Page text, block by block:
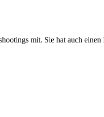
mit. Sie hat auch